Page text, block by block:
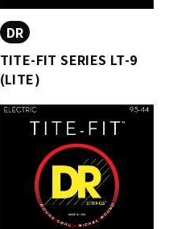
DR
TITE-FIT SERIES LT-9
(LITE)